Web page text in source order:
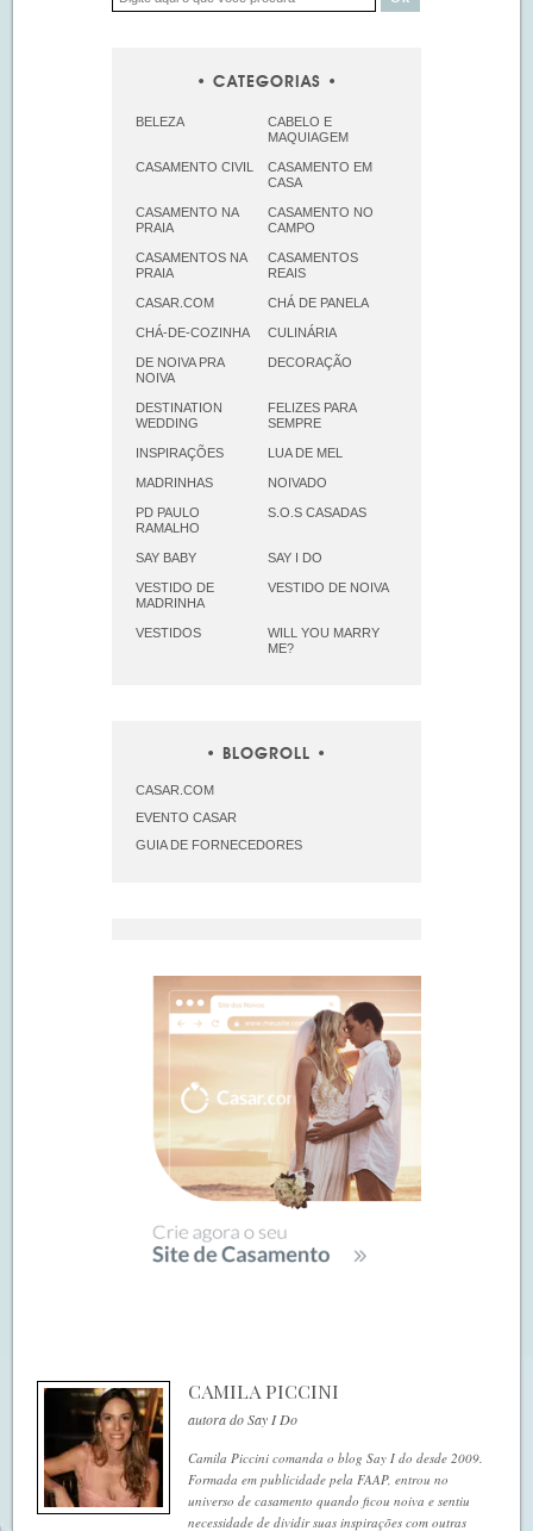
CATEGORIAS
BELEZA
CABELO E
MAQUIAGEM
CASAMENTO CIVIL
CASAMENTO EM
CASA
CASAMENTO NA
PRAIA
CASAMENTO NO
CAMPO
CASAMENTOS NA
PRAIA
CASAMENTOS
REAIS
CASAR.COM CHÁ DE PANELA
CHÁ-DE-COZINHA CULINÁRIA
DE NOIVA PRA
NOIVA
DECORAÇÃO
DESTINATION
WEDDING
FELIZES PARA
SEMPRE
INSPIRAÇÕES LUA DE MEL
MADRINHAS NOIVADO
PD PAULO
RAMALHO
S.O.S CASADAS
SAY BABY SAY I DO
VESTIDO DE
MADRINHA
VESTIDO DE NOIVA
VESTIDOS
WILL YOU MARRY
ME?
BLOGROLL
CASAR.COM
EVENTO CASAR
GUIA DE FORNECEDORES
CAMILA PICCINI
autora do Say I Do
Camila Piccini comanda o blog Say I do desde 2009.
Formada em publicidade pela FAAP, entrou no
universo de casamento quando ficou noiva e sentiu
necessidade de dividir suas inspirações com outras